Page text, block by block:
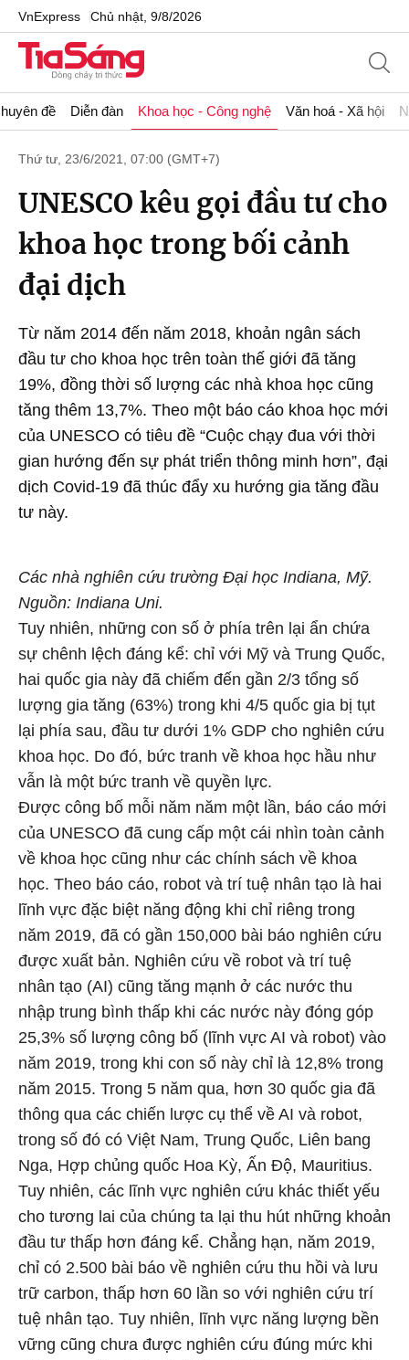
VnExpress Chủ nhật, 9/8/2026
đề Diễn đàn Khoa học - Công nghệ Văn hoá - Xã hội
Thứ tư, 23/6/2021, 07:00 (GMT+7)
UNESCO kêu gọi đầu tư cho
khoa học trong bối cảnh
đại dịch
Từ năm 2014 đến năm 2018, khoản ngân sách
đầu tư cho khoa học trên toàn thế giới đã tăng
19%, đồng thời số lượng các nhà khoa học cũng
tăng thêm 13,7%. Theo một báo cáo khoa học mới
của UNESCO có tiêu đề “Cuộc chạy đua với thời
gian hướng đến sự phát triển thông minh hơn”, đại
dịch Covid-19 đã thúc đẩy xu hướng gia tăng đầu
tư này.
Các nhà nghiên cứu trường Đại học Indiana, Mỹ.
Nguồn: Indiana Uni.
Tuy nhiên, những con số ở phía trên lại ẩn chứa
sự chênh lệch đáng kể: chỉ với Mỹ và Trung Quốc,
hai quốc gia này đã chiếm đến gần 2/3 tổng số
lượng gia tăng (63%) trong khi 4/5 quốc gia bị tụt
lại phía sau, đầu tư dưới 1% GDP cho nghiên cứu
khoa học. Do đó, bức tranh về khoa học hầu như
vẫn là một bức tranh về quyền lực.
Được công bố mỗi năm năm một lần, báo cáo mới
của UNESCO đã cung cấp một cái nhìn toàn cảnh
về khoa học cũng như các chính sách về khoa
học. Theo báo cáo, robot và trí tuệ nhân tạo là hai
lĩnh vực đặc biệt năng động khi chỉ riêng trong
năm 2019, đã có gần 150,000 bài báo nghiên cứu
được xuất bản. Nghiên cứu về robot và trí tuệ
nhân tạo (AI) cũng tăng mạnh ở các nước thu
nhập trung bình thấp khi các nước này đóng góp
25,3% số lượng công bố (lĩnh vực AI và robot) vào
năm 2019, trong khi con số này chỉ là 12,8% trong
năm 2015. Trong 5 năm qua, hơn 30 quốc gia đã
thông qua các chiến lược cụ thể về AI và robot,
trong số đó có Việt Nam, Trung Quốc, Liên bang
Nga, Hợp chủng quốc Hoa Kỳ, Ấn Độ, Mauritius.
Tuy nhiên, các lĩnh vực nghiên cứu khác thiết yếu
cho tương lai của chúng ta lại thu hút những khoản
đầu tư thấp hơn đáng kể. Chẳng hạn, năm 2019,
chỉ có 2.500 bài báo về nghiên cứu thu hồi và lưu
trữ carbon, thấp hơn 60 lần so với nghiên cứu trí
tuệ nhân tạo. Tuy nhiên, lĩnh vực năng lượng bền
vững cũng chưa được nghiên cứu đúng mức khi